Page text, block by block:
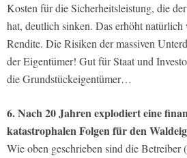
Kosten für die Sicherheitsleistung, die
hat, deutlich sinken. Das erhöht
Rendite. Die Risiken der massiven
der Eigentümer! Gut für Staat und
die Grundstückeigentümer…
6. Nach 20 Jahren explodiert eine
katastrophalen Folgen für den
Wie oben geschrieben sind die Betreiber